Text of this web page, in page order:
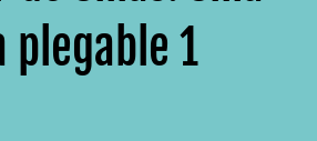
plegable 1